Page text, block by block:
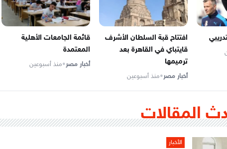
افتتاح قبة السلطان الأشرف
قايتباي في القاهرة بعد
ترميمها
أخبار مصر•منذ أسبوعين
قائمة الجامعات الأهلية
المعتمدة
أخبار مصر•منذ أسبوعين
المقالات
الأخبار